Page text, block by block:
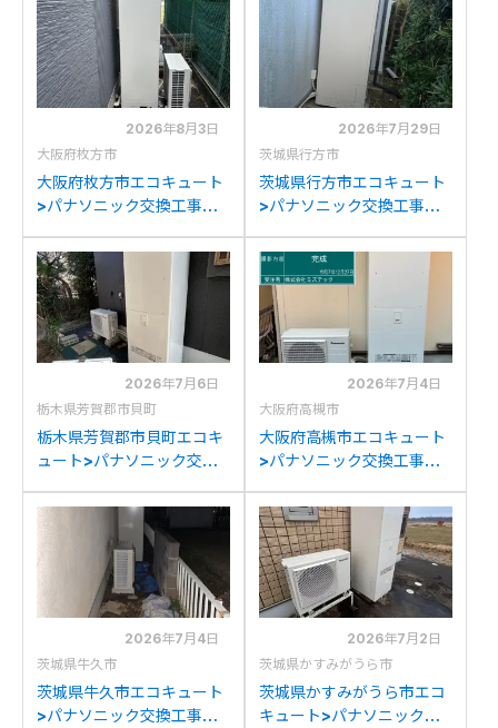
2026年8月3日
大阪府枚方市
大阪府枚方市エコキュート
>パナソニック交換工事施
K46AQからパナソニック
HE-S46LQSへの交換
2026年7月29日
茨城県行方市
茨城県行方市エコキュート
>パナソニック交換工事施
K37BQからパナソニック
HE-S46LQSへの交換
2026年7月6日
栃木県芳賀郡市貝町
栃木県芳賀郡市貝町エコキ
ュート>パナソニック交換
TU46KFVからパナソニッ
クHE-S46LQSへの交換
2026年7月4日
大阪府高槻市
大阪府高槻市エコキュート
>パナソニック交換工事施
EQN46LFVからパナソニ
ックHE-S46LQSへの交換
2026年7月4日
茨城県牛久市
茨城県牛久市エコキュート
>パナソニック交換工事施
2026年7月2日
茨城県かすみがうら市
茨城県かすみがうら市エコ
キュート>パナソニック交